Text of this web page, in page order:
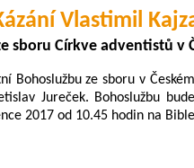
Vlastimil
sboru Církve adventistů v
Bohoslužbu ze sboru v
Jureček. Bohoslužbu
2017 od 10.45 hodin na